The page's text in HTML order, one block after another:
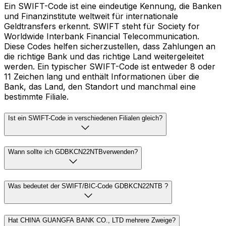
Ein SWIFT-Code ist eine eindeutige Kennung, die Banken
und Finanzinstitute weltweit für internationale
Geldtransfers erkennt. SWIFT steht für Society for
Worldwide Interbank Financial Telecommunication.
Diese Codes helfen sicherzustellen, dass Zahlungen an
die richtige Bank und das richtige Land weitergeleitet
werden. Ein typischer SWIFT-Code ist entweder 8 oder
11 Zeichen lang und enthält Informationen über die
Bank, das Land, den Standort und manchmal eine
bestimmte Filiale.
Ist ein SWIFT-Code in verschiedenen Filialen gleich?
Wann sollte ich GDBKCN22NTBverwenden?
Was bedeutet der SWIFT/BIC-Code GDBKCN22NTB ?
Hat CHINA GUANGFA BANK CO., LTD mehrere Zweige?